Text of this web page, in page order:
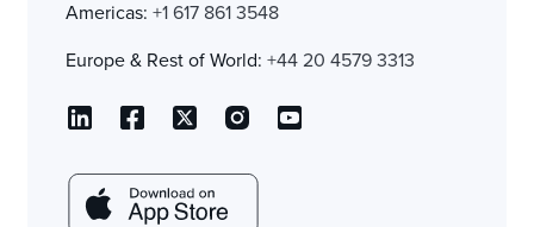
Americas: +1 617 861 3548
Europe & Rest of World: +44 20 4579 3313